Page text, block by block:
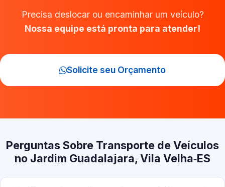
Precisa deslocar ou encaminhar um veículo?
Nossa equipe está pronta para atender!
Solicite seu Orçamento
Perguntas Sobre Transporte de Veículos
no Jardim Guadalajara, Vila Velha‑ES